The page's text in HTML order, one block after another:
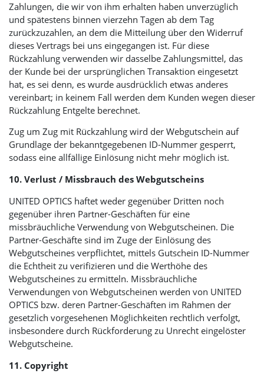
Zahlungen, die wir von ihm erhalten haben unverzüglich
und spätestens binnen vierzehn Tagen ab dem Tag
zurückzuzahlen, an dem die Mitteilung über den Widerruf
dieses Vertrags bei uns eingegangen ist. Für diese
Rückzahlung verwenden wir dasselbe Zahlungsmittel, das
der Kunde bei der ursprünglichen Transaktion eingesetzt
hat, es sei denn, es wurde ausdrücklich etwas anderes
vereinbart; in keinem Fall werden dem Kunden wegen dieser
Rückzahlung Entgelte berechnet.
Zug um Zug mit Rückzahlung wird der Webgutschein auf
Grundlage der bekanntgegebenen ID-Nummer gesperrt,
sodass eine allfällige Einlösung nicht mehr möglich ist.
10. Verlust / Missbrauch des Webgutscheins
UNITED OPTICS haftet weder gegenüber Dritten noch
gegenüber ihren Partner-Geschäften für eine
missbräuchliche Verwendung von Webgutscheinen. Die
Partner-Geschäfte sind im Zuge der Einlösung des
Webgutscheines verpflichtet, mittels Gutschein ID-Nummer
die Echtheit zu verifizieren und die Werthöhe des
Webgutscheines zu ermitteln. Missbräuchliche
Verwendungen von Webgutscheinen werden von UNITED
OPTICS bzw. deren Partner-Geschäften im Rahmen der
gesetzlich vorgesehenen Möglichkeiten rechtlich verfolgt,
insbesondere durch Rückforderung zu Unrecht eingelöster
Webgutscheine.
11. Copyright